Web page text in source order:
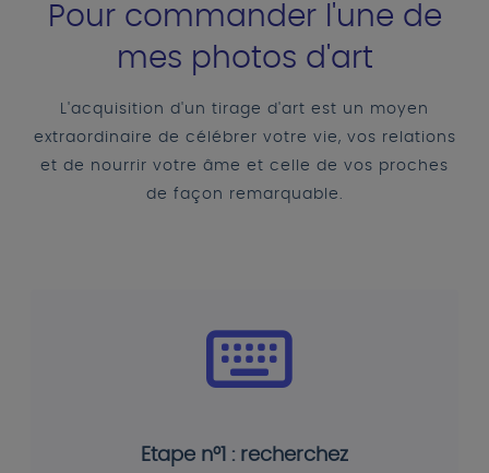
Pour commander l'une de
mes photos d'art
L'acquisition d'un tirage d'art est un moyen
extraordinaire de célébrer votre vie, vos relations
et de nourrir votre âme et celle de vos proches
de façon remarquable.
Etape n°1 : recherchez